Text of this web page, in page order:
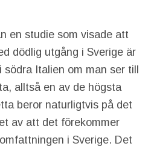
en studie som visade att
dödlig utgång i Sverige är
Italien om man ser till
alltså en av de högsta
beror naturligtvis på det
av att det förekommer
i Sverige. Det